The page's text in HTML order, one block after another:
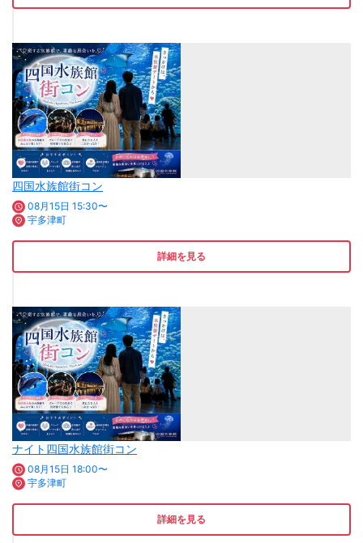
四国水族館街コン
08月15日 15:30〜
宇多津町
詳細を見る
ナイト四国水族館街コン
08月15日 18:00〜
宇多津町
詳細を見る